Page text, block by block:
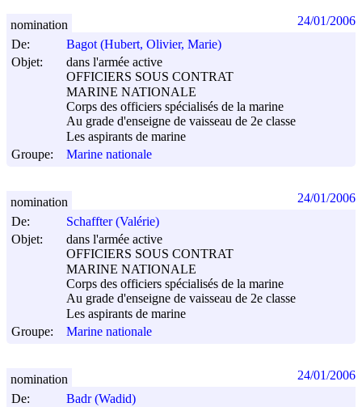
De:
Bagot (Hubert, Olivier, Marie)
Objet:
dans l'armée active
OFFICIERS SOUS CONTRAT
MARINE NATIONALE
Corps des officiers spécialisés de la marine
Au grade d'enseigne de vaisseau de 2e classe
Les aspirants de marine
Groupe:
Marine nationale
nomination 24/01/2006
De:
Schaffter (Valérie)
Objet:
dans l'armée active
OFFICIERS SOUS CONTRAT
MARINE NATIONALE
Corps des officiers spécialisés de la marine
Au grade d'enseigne de vaisseau de 2e classe
Les aspirants de marine
Groupe:
Marine nationale
nomination 24/01/2006
De:
Badr (Wadid)
nomination 24/01/2006